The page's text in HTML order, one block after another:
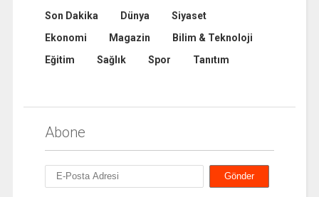
Son Dakika Dünya
Siyaset
Ekonomi
Magazin
Bilim & Teknoloji
Eğitim
Sağlık Spor Tanıtım
Abone